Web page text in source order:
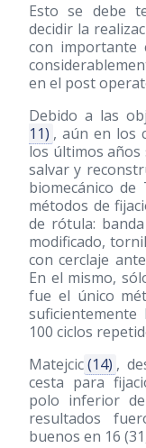
Esto se debe
decidir la
con importante
en el post
Debido a las
11) , aún en los
los últimos años
salvar y
biomecánico de
métodos de
de rótula:
modificado,
con cerclaje
En el mismo,
fue el único
100 ciclos
Matejcic(14) ,
cesta para
polo inferior
resultados
buenos en 16